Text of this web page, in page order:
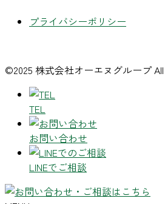
プライバシーポリシー
©2025 株式会社オーエヌグループ
TEL
お問い合わせ
LINEでご相談